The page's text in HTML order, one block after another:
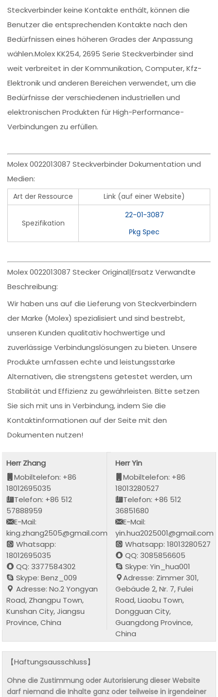
Steckverbinder keine Kontakte enthält, können die
Benutzer die entsprechenden Kontakte nach den
Bedürfnissen eines höheren Grades der Anpassung
wählen.Molex KK254, 2695 Serie Steckverbinder sind
weit verbreitet in der Kommunikation, Computer, Kfz-
Elektronik und anderen Bereichen verwendet, um die
Bedürfnisse der verschiedenen industriellen und
elektronischen Produkten für High-Performance-
Verbindungen zu erfüllen.
Molex 0022013087 Steckverbinder Dokumentation und
Medien:
Art der Ressource Link (auf einer Website)
Spezifikation
22-01-3087
Pkg Spec
Molex 0022013087 Stecker Original|Ersatz Verwandte
Beschreibung:
Wir haben uns auf die Lieferung von Steckverbindern
der Marke (Molex) spezialisiert und sind bestrebt,
unseren Kunden qualitativ hochwertige und
zuverlässige Verbindungslösungen zu bieten. Unsere
Produkte umfassen echte und leistungsstarke
Alternativen, die strengstens getestet werden, um
Stabilität und Effizienz zu gewährleisten. Bitte setzen
Sie sich mit uns in Verbindung, indem Sie die
Kontaktinformationen auf der Seite mit den
Dokumenten nutzen!
Herr Zhang
Mobiltelefon: +86
18012695035
Telefon: +86 512
57888959
E-Mail:
king.zhang2505@gmail.com
Whatsapp:
18012695035
QQ: 3377584302
Skype: Benz_009
Adresse: No.2 Yongyan
Road, Zhangpu Town,
Kunshan City, Jiangsu
Province, China
Herr Yin
Mobiltelefon: +86
18013280527
Telefon: +86 512
36851680
E-Mail:
yin.hua2025001@gmail.com
Whatsapp: 18013280527
QQ: 3085856605
Skype: Yin_hua001
Adresse: Zimmer 301,
Gebäude 2, Nr. 7, Fulei
Road, Liaobu Town,
Dongguan City,
Guangdong Province,
China
【Haftungsausschluss】
Ohne die Zustimmung oder Autorisierung dieser Website
darf niemand die Inhalte ganz oder teilweise in irgendeiner